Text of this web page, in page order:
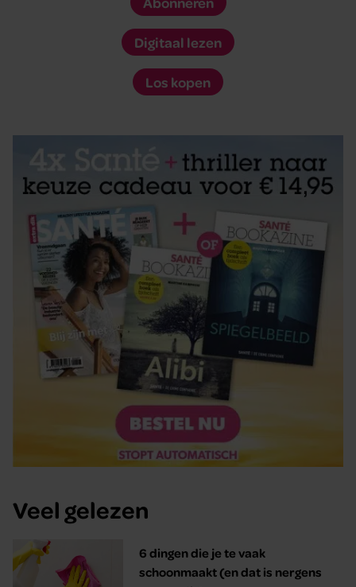
Digitaal lezen
Los kopen